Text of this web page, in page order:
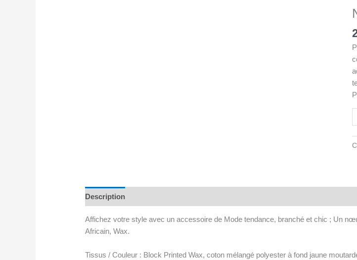
Description
Affichez votre style avec un accessoire de Mode tendance, branché et chic ; Un
Africain, Wax.
Tissus / Couleur : Block Printed Wax, coton mélangé polyester à fond jaune